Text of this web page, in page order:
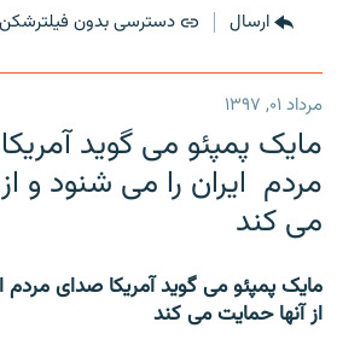
ارسال دسترسی بدون فیلترشکن
مرداد ۰۱, ۱۳۹۷
مایک پمپئو می گوید
مردم ایران را می شنود و
می کند
مایک پمپئو می گوید آمریکا صدای مردم
از آنها حمایت می کند